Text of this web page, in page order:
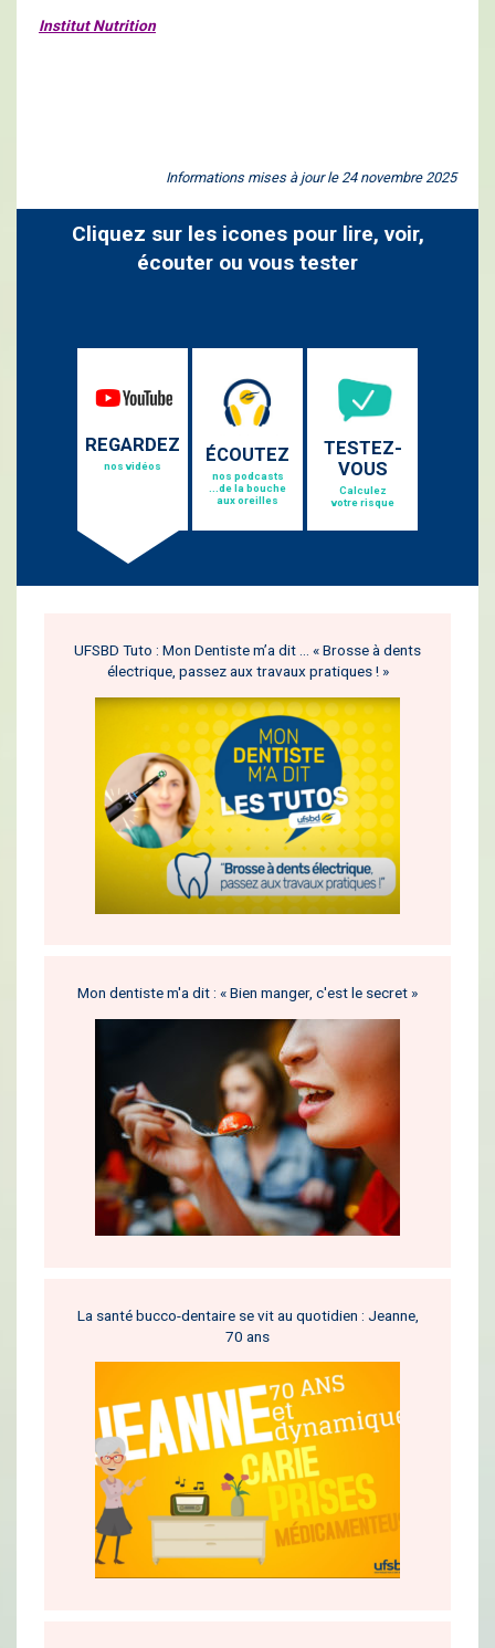
Institut Nutrition
Informations mises à jour le 24 novembre 2025
Cliquez sur les icones pour lire, voir,
écouter ou vous tester
REGARDEZ
nos vidéos
ÉCOUTEZ
nos podcasts
...de la bouche
aux oreilles
TESTEZ-
VOUS
Calculez
votre risque
UFSBD Tuto : Mon Dentiste m’a dit … « Brosse à dents
électrique, passez aux travaux pratiques ! »
Mon dentiste m'a dit : « Bien manger, c'est le secret »
La santé bucco-dentaire se vit au quotidien : Jeanne,
70 ans